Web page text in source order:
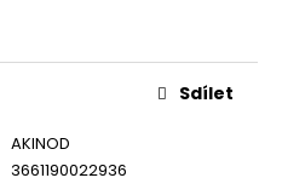
AKINOD
3661190022936
Sdílet